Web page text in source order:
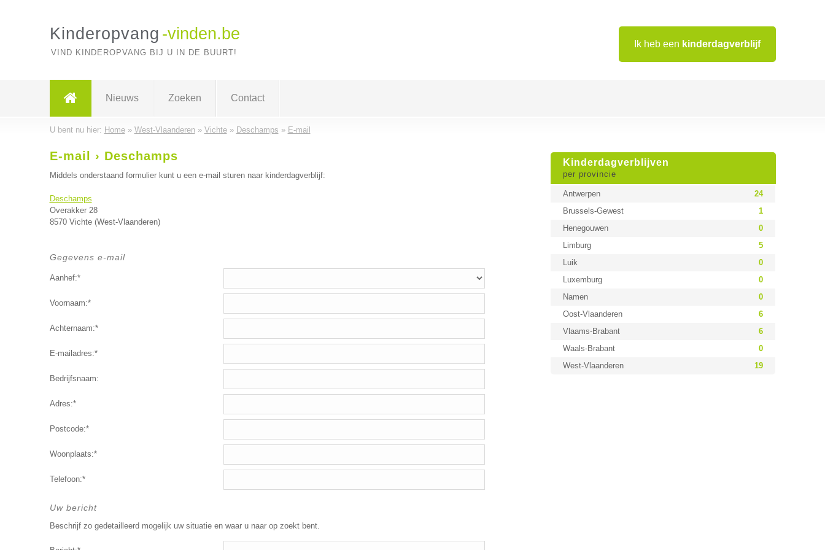
Ik heb een kinderdagverblijf
Kinderopvang -vinden.be
VIND KINDEROPVANG BIJ U IN DE BUURT!
Nieuws Zoeken Contact
U bent nu hier: Home» West-Vlaanderen» Vichte» Deschamps » E-mail
Kinderdagverblijven
per provincie
Antwerpen
24
Brussels-Gewest
1
Henegouwen
0
Limburg
5
Luik
0
Luxemburg
0
Namen
0
Oost-Vlaanderen
6
Vlaams-Brabant
6
Waals-Brabant
0
West-Vlaanderen
19
E-mail › Deschamps
Middels onderstaand formulier kunt u een e-mail sturen naar kinderdagverblijf:
Deschamps
Overakker 28
8570 Vichte (West-Vlaanderen)
Gegevens e-mail
Aanhef:*
Voornaam:*
Achternaam:*
E-mailadres:*
Bedrijfsnaam:
Adres:*
Postcode:*
Woonplaats:*
Telefoon:*
Uw bericht
Beschrijf zo gedetailleerd mogelijk uw situatie en waar u naar op zoekt bent.